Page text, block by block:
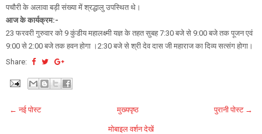
पचौरी के अलावा बड़ी संख्या में श्रद्धालु उपस्थित थे।
आज के कार्यक्रम:-
23 फरवरी गुरुवार को 9 कुंडीय महालक्ष्मी यज्ञ के तहत सुबह 7:30 बजे से 9:00 बजे तक पूजन एवं
9:00 से 2:00 बजे तक हवन होगा ।2:30 बजे से श्री देव दास जी महाराज का दिव्य सत्संग होगा।
Share:
← नई पोस्ट पुरानी पोस्ट →
मुख्यपृष्ठ
मोबाइल वर्शन देखें